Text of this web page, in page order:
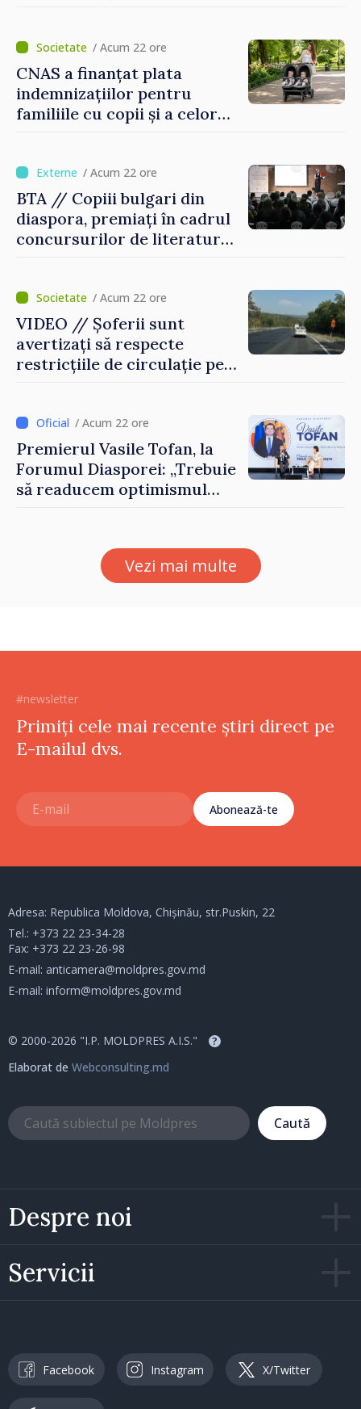
/ Acum 22 ore
CNAS a finanțat plata
indemnizațiilor pentru
familiile cu copii și a celor
/ Acum 22 ore
BTA // Copiii bulgari din
diaspora, premiați în cadrul
concursurilor de literatură,
Bulgarii din Străinătate
/ Acum 22 ore
VIDEO // Șoferii sunt
avertizați să respecte
restricțiile de circulație pe
reparație/ Acum 22 ore
Premierul Vasile Tofan, la
Forumul Diasporei: „Trebuie
să readucem optimismul
direcția corectă”
Vezi mai multe
#newsletter
Primiți cele mai recente știri direct pe
E-mailul dvs.
Abonează-te
Despre noi
Servicii
Adresa: Republica Moldova, Chișinău, str.Puskin, 22
Tel.: +373 22 23-34-28
Fax: +373 22 23-26-98
E-mail: anticamera@moldpres.gov.md
E-mail: inform@moldpres.gov.md
© 2000-2026 "I.P. MOLDPRES A.I.S." ?
Elaborat de Webconsulting.md
Caută
Facebook Instagram X/Twitter